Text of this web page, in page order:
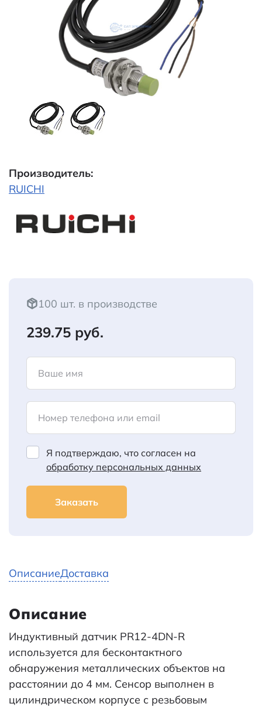
Производитель:
RUICHI
100 шт. в производстве
239.75 руб.
Ваше имя
Номер телефона или email
Я подтверждаю, что согласен на
обработку персональных данных
Заказать
ОписаниеДоставка
Описание
Индуктивный датчик PR12-4DN-R
используется для бесконтактного
обнаружения металлических объектов на
расстоянии до 4 мм. Сенсор выполнен в
цилиндрическом корпусе с резьбовым